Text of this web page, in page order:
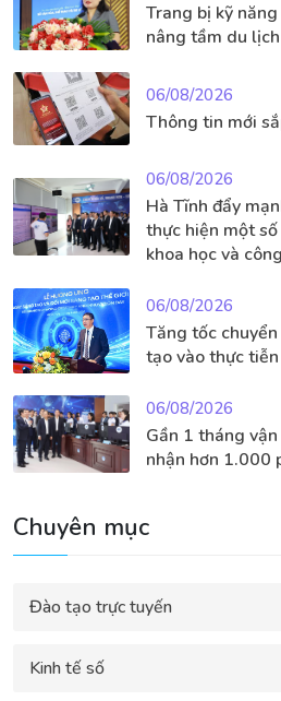
Trang bị kỹ
nâng tầm du
06/08/2026
Thông tin mới
06/08/2026
Hà Tĩnh đẩy
thực hiện một
khoa học và
06/08/2026
Tăng tốc
tạo vào thực
06/08/2026
Gần 1 tháng
nhận hơn 1.000
Chuyên mục
Đào tạo trực tuyến
Kinh tế số